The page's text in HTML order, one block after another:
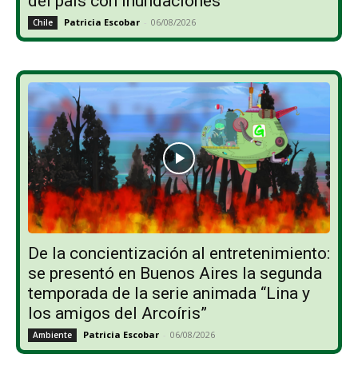
Chile Patricia Escobar - 06/08/2026
De la concientización al entretenimiento:
se presentó en Buenos Aires la segunda
temporada de la serie animada “Lina y
los amigos del Arcoíris”
Ambiente Patricia Escobar - 06/08/2026